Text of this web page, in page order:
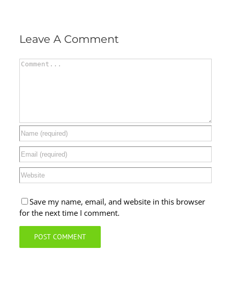
Leave A Comment
Comment
Save my name, email, and website in this browser
for the next time I comment.